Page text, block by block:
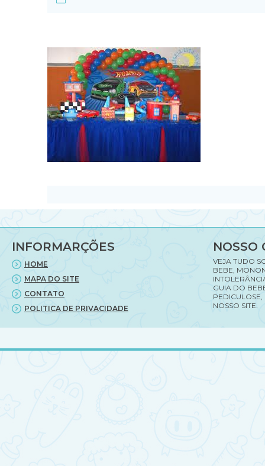
INFORMARÇÕES
HOME
MAPA DO SITE
CONTATO
POLITICA DE PRIVACIDADE
NOSSO
VEJA TUDO
BEBE,
GUIA DO
PEDICULOSE,
NOSSO SITE.